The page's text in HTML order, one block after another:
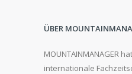
ÜBER
MOUNTAINMANAGER
internationale